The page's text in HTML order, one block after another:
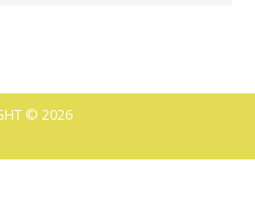
© 2026